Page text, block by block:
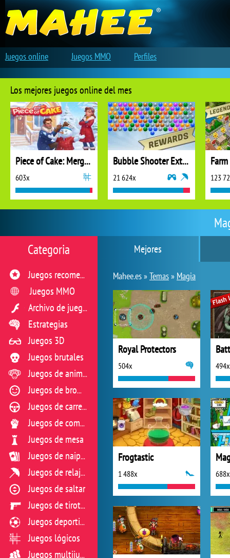
Mejores
Mahee.es »Temas» Magia
Royal Protectors
504x 494x
Frogtastic
1 488x 688x
Categoria
Juegos recomendados
Juegos MMO
Archivo de juegos flash
Estrategias
Juegos 3D
Juegos brutales
Juegos de animales
Juegos de broma
Juegos de carreras
Juegos de combate
Juegos de mesa
Juegos de naipes
Juegos de relajación
Juegos de saltar
Juegos de tiroteo
Juegos deportivos
Juegos lógicos
Juegos multijugador
Los mejores juegos online del mes
Piece of Cake: Merge and Bake
603x
Bubble Shooter Extreme
21 624x 123
Juegos online Juegos MMO Perfiles